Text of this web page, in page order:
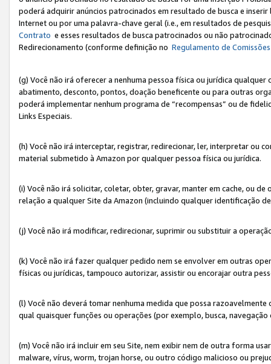
poderá adquirir anúncios patrocinados em resultado de busca e
Internet ou por uma palavra-chave geral (i.e., em resultados de
Contrato e esses resultados de busca patrocinados ou não
Redirecionamento (conforme definição no Regulamento de Comissões
(g) Você não irá oferecer a nenhuma pessoa física ou jurídica
abatimento, desconto, pontos, doação beneficente ou para outras
poderá implementar nenhum programa de “recompensas” ou de
Links Especiais.
(h) Você não irá interceptar, registrar, redirecionar, ler, interpretar
material submetido à Amazon por qualquer pessoa física ou jurídica.
(i) Você não irá solicitar, coletar, obter, gravar, manter em cache, ou
relação a qualquer Site da Amazon (incluindo qualquer identificação
(j) Você não irá modificar, redirecionar, suprimir ou substituir a
(k) Você não irá fazer qualquer pedido nem se envolver em outras
físicas ou jurídicas, tampouco autorizar, assistir ou encorajar outra
(l) Você não deverá tomar nenhuma medida que possa
qual quaisquer funções ou operações (por exemplo, busca,
(m) Você não irá incluir em seu Site, nem exibir nem de outra forma
malware, vírus, worm, trojan horse, ou outro código malicioso ou